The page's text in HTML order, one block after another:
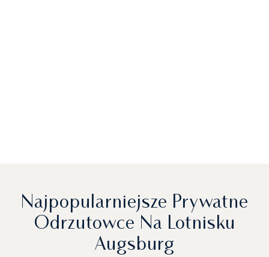
Najpopularniejsze Prywatne
Odrzutowce Na Lotnisku
Augsburg